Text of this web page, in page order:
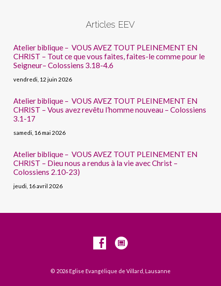
Articles EEV
Atelier biblique – VOUS AVEZ TOUT PLEINEMENT EN
CHRIST – Tout ce que vous faites, faites-le comme pour le
Seigneur– Colossiens 3.18-4.6
vendredi, 12 juin 2026
Atelier biblique – VOUS AVEZ TOUT PLEINEMENT EN
CHRIST – Vous avez revêtu l’homme nouveau – Colossiens
3.1-17
samedi, 16 mai 2026
Atelier biblique – VOUS AVEZ TOUT PLEINEMENT EN
CHRIST – Dieu nous a rendus à la vie avec Christ –
Colossiens 2.10-23)
jeudi, 16 avril 2026
© 2026 Eglise Evangélique de Villard, Lausanne